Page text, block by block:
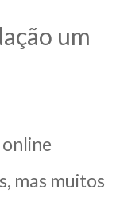
um
online
mas muitos